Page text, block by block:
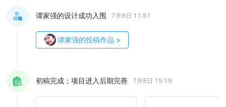
谭家强的设计成功入围 7月8日 11:51
谭家强的投稿作品 >
初稿完成；项目进入后期完善 7月8日 15:19